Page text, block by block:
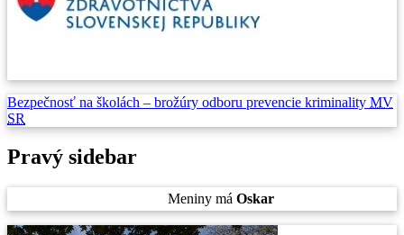
Bezpečnosť na školách – brožúry odboru prevencie kriminality MV
SR
Pravý sidebar
Meniny má Oskar, zajtra